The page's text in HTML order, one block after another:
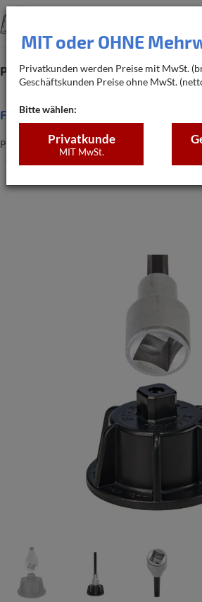
Produkte Bedarfsrechner
FAQ
PRODUKTE NIVIFIX FLIESEN-
STECKNUSS 1/2" FÜR ZUGHAUBEN
MIT oder OHNE
Privatkunden werden Preise mit MwSt.
Geschäftskunden Preise ohne MwSt.
Bitte wählen:
Privatkunde
MIT MwSt.